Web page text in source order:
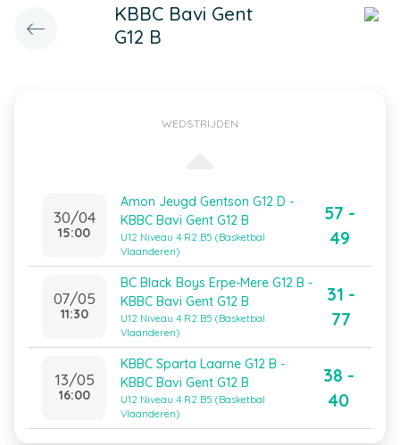
KBBC Bavi Gent
G12 B
WEDSTRIJDEN
30/04
15:00
Amon Jeugd Gentson G12 D -
KBBC Bavi Gent G12 B
U12 Niveau 4 R2 B5 (Basketbal
Vlaanderen)
57 -
49
07/05
11:30
BC Black Boys Erpe-Mere G12 B -
KBBC Bavi Gent G12 B
U12 Niveau 4 R2 B5 (Basketbal
Vlaanderen)
31 -
77
13/05
16:00
KBBC Sparta Laarne G12 B -
KBBC Bavi Gent G12 B
U12 Niveau 4 R2 B5 (Basketbal
Vlaanderen)
38 -
40